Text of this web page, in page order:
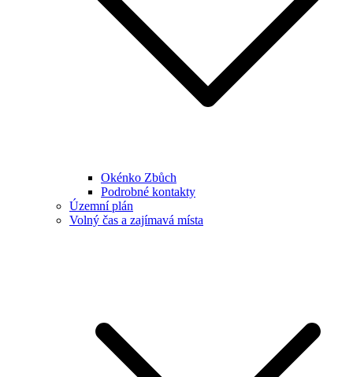
Okénko Zbůch
Podrobné kontakty
Územní plán
Volný čas a zajímavá místa